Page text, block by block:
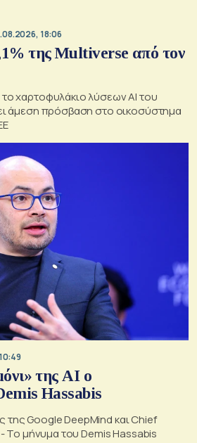
18:06
της Multiverse από τον
χαρτοφυλάκιο λύσεων ΑΙ του
άμεση πρόσβαση στο οικοσύστημα
της AI ο
Hassabis
της Google DeepMind και Chief
Το μήνυμα του Demis Hassabis